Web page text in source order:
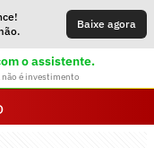
Baixe agora
o assistente.
é investimento